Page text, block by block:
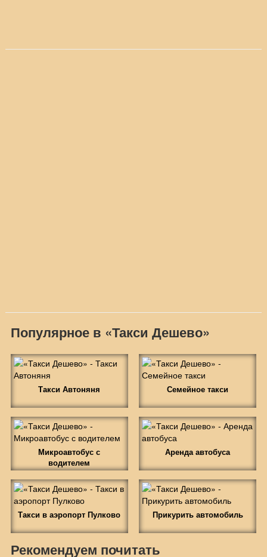
Популярное в «Такси Дешево»
Такси Автоняня Семейное такси
Микроавтобус с
водителем
Аренда автобуса
Такси в аэропорт Пулково Прикурить автомобиль
Рекомендуем почитать